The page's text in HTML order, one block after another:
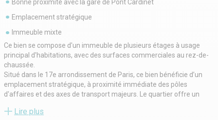
Bonne proximité avec la gare de Pont Cardinet
Emplacement stratégique
Immeuble mixte
Ce bien se compose d'un immeuble de plusieurs étages à usage
principal d'habitations, avec des surfaces commerciales au rez-de-
chaussée.
Situé dans le 17e arrondissement de Paris, ce bien bénéficie d’un
emplacement stratégique, à proximité immédiate des pôles
d'affaires et des axes de transport majeurs. Le quartier offre un
accessibilité optimale, idéal pour favoriser les échanges et accueillir
Lire plus